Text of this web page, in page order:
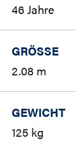
46 Jahre
GRÖSSE
2.08 m
GEWICHT
125 kg